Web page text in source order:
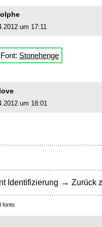
um 17:11
Stonehenge
um 18:01
Identifizierung → Zurück
fonts